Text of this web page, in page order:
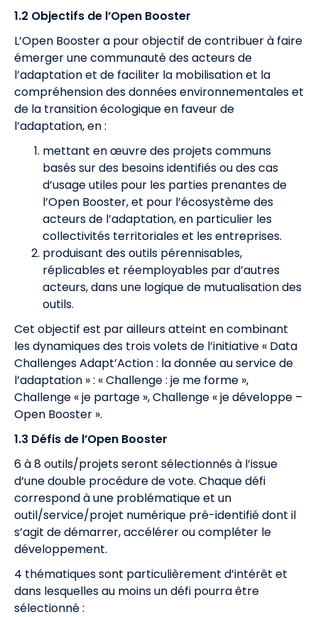
1.2 Objectifs de l’Open Booster
L’Open Booster a pour objectif de contribuer à faire
émerger une communauté des acteurs de
l’adaptation et de faciliter la mobilisation et la
compréhension des données environnementales et
de la transition écologique en faveur de
l’adaptation, en :
mettant en œuvre des projets communs
basés sur des besoins identifiés ou des cas
d’usage utiles pour les parties prenantes de
l’Open Booster, et pour l’écosystème des
acteurs de l’adaptation, en particulier les
collectivités territoriales et les entreprises.
produisant des outils pérennisables,
réplicables et réemployables par d’autres
acteurs, dans une logique de mutualisation des
outils.
Cet objectif est par ailleurs atteint en combinant
les dynamiques des trois volets de l’initiative « Data
Challenges Adapt’Action : la donnée au service de
l’adaptation » : « Challenge : je me forme »,
Challenge « je partage », Challenge « je développe –
Open Booster ».
1.3 Défis de l’Open Booster
6 à 8 outils/projets seront sélectionnés à l’issue
d’une double procédure de vote. Chaque défi
correspond à une problématique et un
outil/service/projet numérique pré-identifié dont il
s’agit de démarrer, accélérer ou compléter le
développement.
4 thématiques sont particulièrement d’intérêt et
dans lesquelles au moins un défi pourra être
sélectionné :